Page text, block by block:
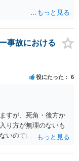
事故における
役にたった 6
すが、死角・後方か
り方が無理のないも
いのではないかとい
り劣化していたとい